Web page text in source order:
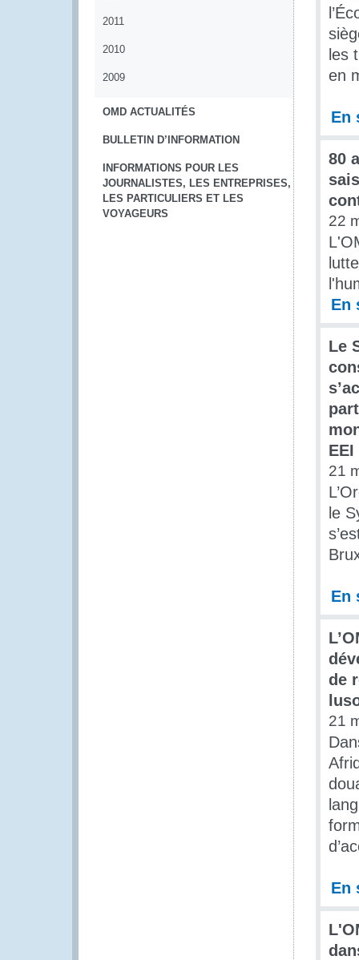
2011
2010
2009
OMD ACTUALITÉS
BULLETIN D’INFORMATION
INFORMATIONS POUR LES
JOURNALISTES, LES ENTREPRISES,
LES PARTICULIERS ET LES
VOYAGEURS
les
en
En
80
22
En
Le
EEI
21
le
En
de
21
En